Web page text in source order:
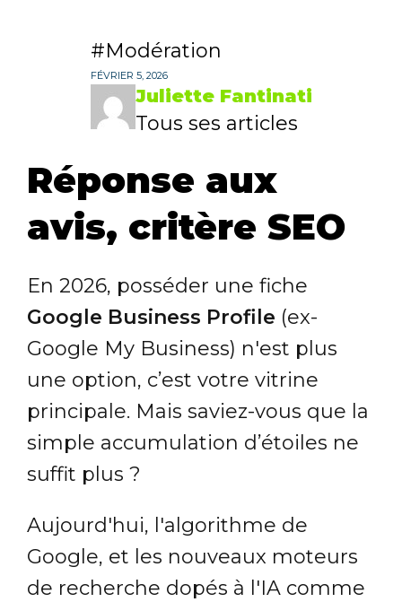
Modération
FÉVRIER 5, 2026
Juliette Fantinati
Tous ses articles
Réponse aux
avis, critère SEO
En 2026, posséder une fiche
Google Business Profile (ex-
Google My Business) n'est plus
une option, c’est votre vitrine
principale. Mais saviez-vous que la
simple accumulation d’étoiles ne
suffit plus ?
Aujourd'hui, l'algorithme de
Google, et les nouveaux moteurs
de recherche dopés à l'IA comme